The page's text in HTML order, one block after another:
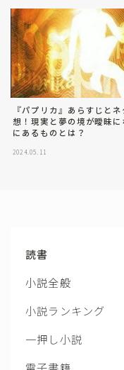
『パプリカ』あらすじと
想！現実と夢の境が曖昧に
にあるものとは？
2024.05.11
読書
小説全般
小説ランキング
一押し小説